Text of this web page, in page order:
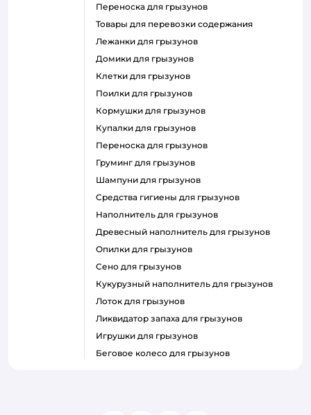
переноска для грызунов
товары для перевозки содержания
лежанки для грызунов
домики для грызунов
клетки для грызунов
поилки для грызунов
кормушки для грызунов
купалки для грызунов
переноска для грызунов
груминг для грызунов
шампуни для грызунов
средства гигиены для грызунов
наполнитель для грызунов
древесный наполнитель для грызунов
опилки для грызунов
сено для грызунов
кукурузный наполнитель для грызунов
лоток для грызунов
ликвидатор запаха для грызунов
игрушки для грызунов
беговое колесо для грызунов